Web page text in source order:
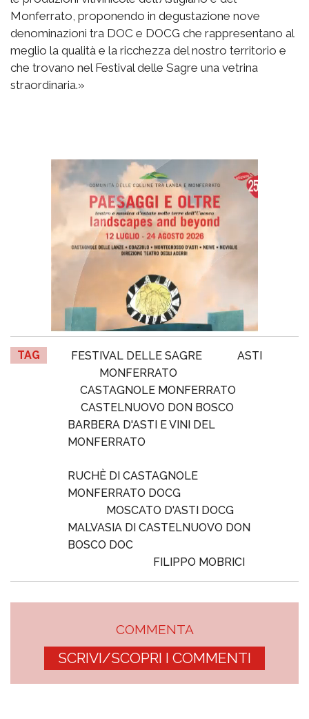
Monferrato, proponendo in degustazione nove
denominazioni tra DOC e DOCG che rappresentano al
meglio la qualità e la ricchezza del nostro territorio e
che trovano nel Festival delle Sagre una vetrina
straordinaria.»
TAG FESTIVAL DELLE SAGRE
ASTI
MONFERRATO
CASTAGNOLE MONFERRATO
CASTELNUOVO DON BOSCO
BARBERA D'ASTI E VINI DEL
MONFERRATO
RUCHÈ DI CASTAGNOLE
MONFERRATO DOCG
MOSCATO D'ASTI DOCG
MALVASIA DI CASTELNUOVO DON
BOSCO DOC
FILIPPO MOBRICI
COMMENTA
SCRIVI/SCOPRI I COMMENTI